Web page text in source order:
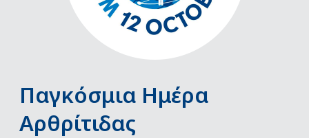
Παγκόσμια Ημέρα
Αρθρίτιδας